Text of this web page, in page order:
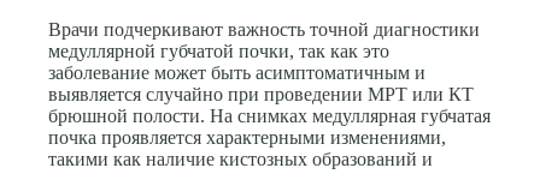
Врачи подчеркивают важность точной диагностики
медуллярной губчатой почки, так как это
заболевание может быть асимптоматичным и
выявляется случайно при проведении МРТ или КТ
брюшной полости. На снимках медуллярная губчатая
почка проявляется характерными изменениями,
такими как наличие кистозных образований и